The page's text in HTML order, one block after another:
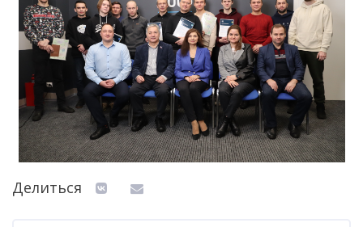
Делиться